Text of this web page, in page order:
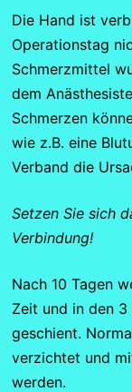
Die Hand ist
Operationstag
Schmerzmittel
dem
Schmerzen
wie z.B. eine
Verband die
Setzen Sie sich
Verbindung!
Nach 10 Tagen
Zeit und in den
geschient.
verzichtet und
werden.